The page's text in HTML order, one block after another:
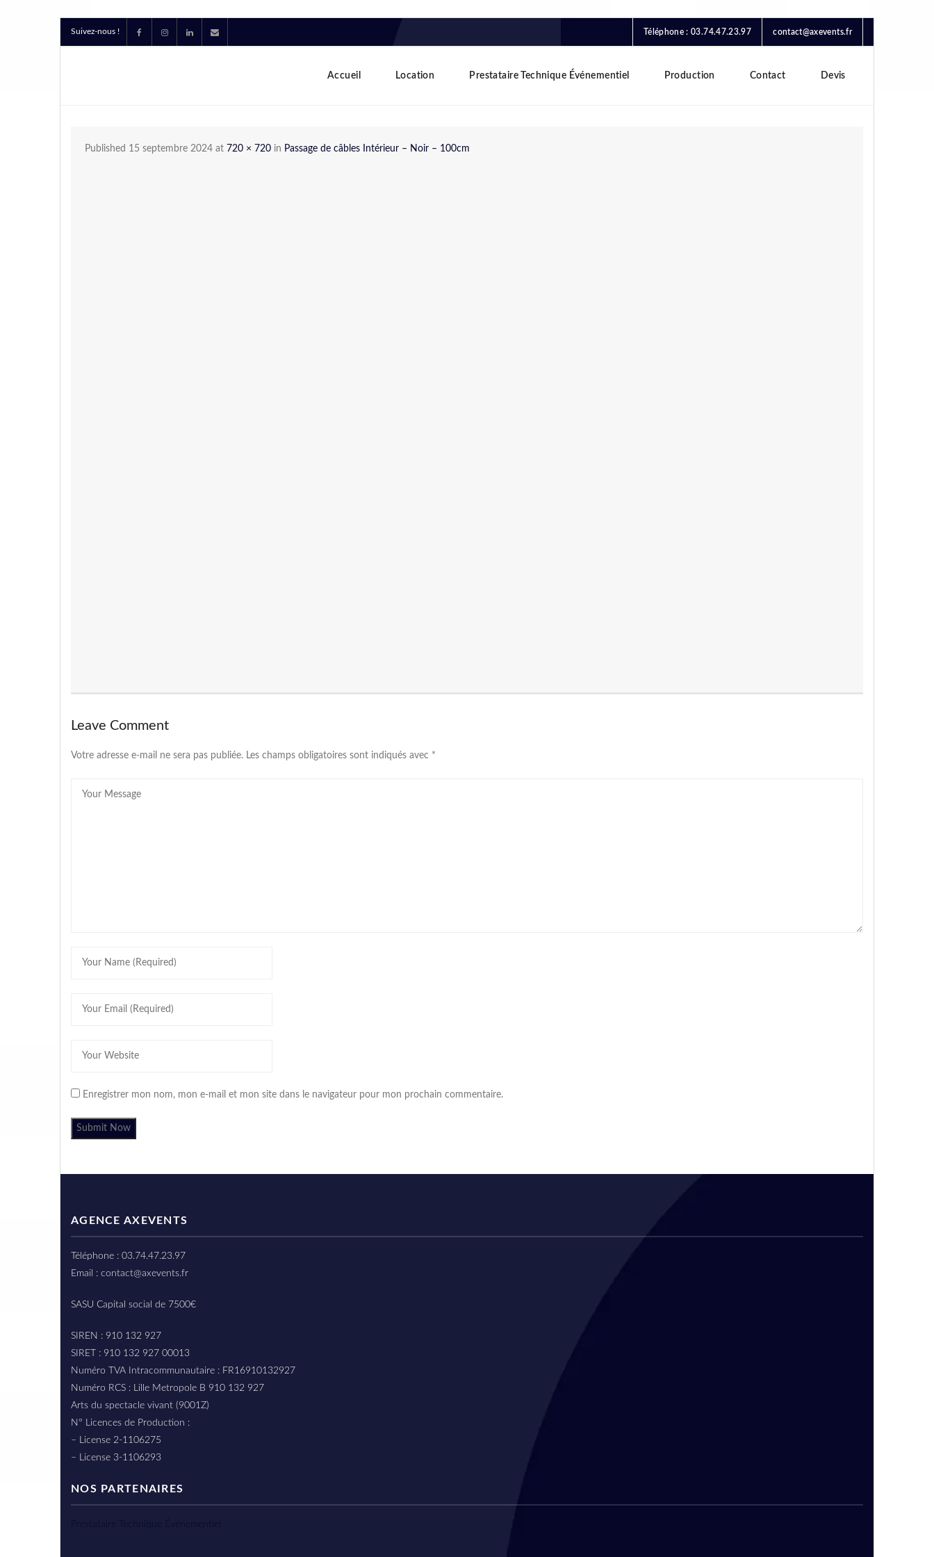
Suivez-nous ! Téléphone : 03.74.47.23.97 contact@axevents.fr
Accueil Location Prestataire Technique Événementiel Production Contact Devis
Published 15 septembre 2024 at 720 × 720 in Passage de câbles Intérieur – Noir – 100cm
Leave Comment
Votre adresse e-mail ne sera pas publiée. Les champs obligatoires sont indiqués avec *
Enregistrer mon nom, mon e-mail et mon site dans le navigateur pour mon prochain commentaire.
AGENCE AXEVENTS
Téléphone : 03.74.47.23.97
Email : contact@axevents.fr
SASU Capital social de 7500€
SIREN : 910 132 927
SIRET : 910 132 927 00013
Numéro TVA Intracommunautaire : FR16910132927
Numéro RCS : Lille Metropole B 910 132 927
Arts du spectacle vivant (9001Z)
N° Licences de Production :
– License 2-1106275
– License 3-1106293
NOS PARTENAIRES